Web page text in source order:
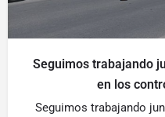
Seguimos trabajando
en los
Seguimos trabajando